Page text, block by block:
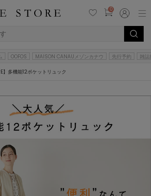
0
OOFOS MAISON CANAUメゾンカナウ 先行予約 雑誌
】多機能12ポケットリュック